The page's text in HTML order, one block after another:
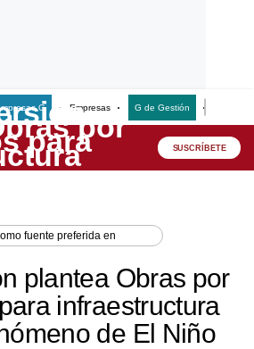
G Empresas G de Gestión
SUSCRÍBETE
fuente preferida en
plantea Obras por
infraestructura
de El Niño